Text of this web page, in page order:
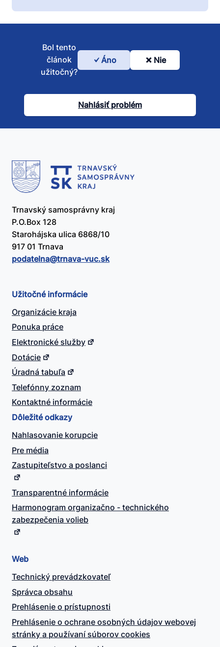
Bol
článok
užitočný?
Bol tento
článok
užitočný?
Áno Nie
Nahlásiť problém
Trnavský samosprávny kraj
P.O.Box 128
Starohájska ulica 6868/10
917 01 Trnava
podatelna@​trnava-vuc.sk
Užitočné informácie
Organizácie kraja
Ponuka práce
Elektronické služby
Dotácie
Úradná tabuľa
Telefónny zoznam
Kontaktné informácie
Dôležité odkazy
Nahlasovanie korupcie
Pre média
Zastupiteľstvo a poslanci
Transparentné informácie
Harmonogram organizačno - technického
zabezpečenia volieb
Web
Technický prevádzkovateľ
Správca obsahu
Prehlásenie o prístupnosti
Prehlásenie o ochrane osobných údajov webovej
stránky a používaní súborov cookies